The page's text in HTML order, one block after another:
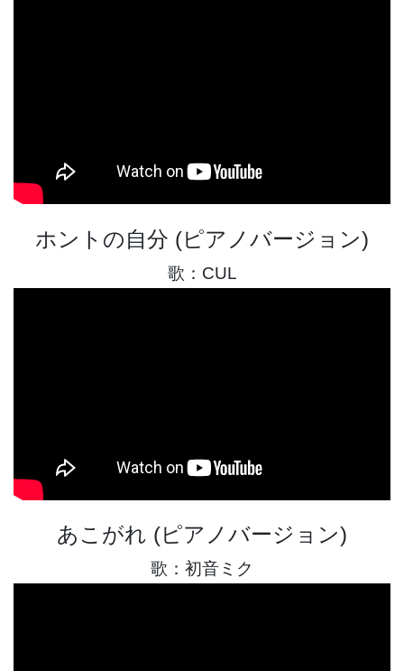
ホントの自分 (ピアノバージョン)
歌：CUL
あこがれ (ピアノバージョン)
歌：初音ミク